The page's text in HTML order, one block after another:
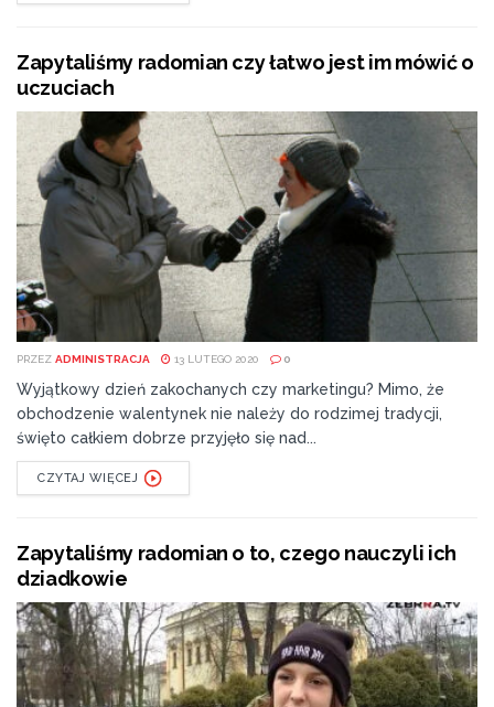
Zapytaliśmy radomian czy łatwo jest im mówić o
uczuciach
PRZEZ ADMINISTRACJA 13 LUTEGO 2020 0
Wyjątkowy dzień zakochanych czy marketingu? Mimo, że
obchodzenie walentynek nie należy do rodzimej tradycji,
święto całkiem dobrze przyjęło się nad...
CZYTAJ WIĘCEJ
Zapytaliśmy radomian o to, czego nauczyli ich
dziadkowie